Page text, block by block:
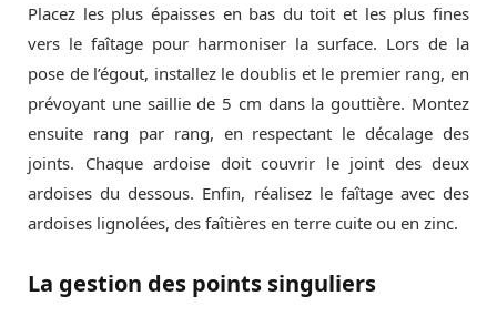
Placez les plus épaisses en bas du toit et les plus fines
vers le faîtage pour harmoniser la surface. Lors de la
pose de l’égout, installez le doublis et le premier rang, en
prévoyant une saillie de 5 cm dans la gouttière. Montez
ensuite rang par rang, en respectant le décalage des
joints. Chaque ardoise doit couvrir le joint des deux
ardoises du dessous. Enfin, réalisez le faîtage avec des
ardoises lignolées, des faîtières en terre cuite ou en zinc.
La gestion des points singuliers